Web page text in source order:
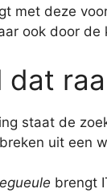
met deze
ook door
dat
staat de
uit een
brengt